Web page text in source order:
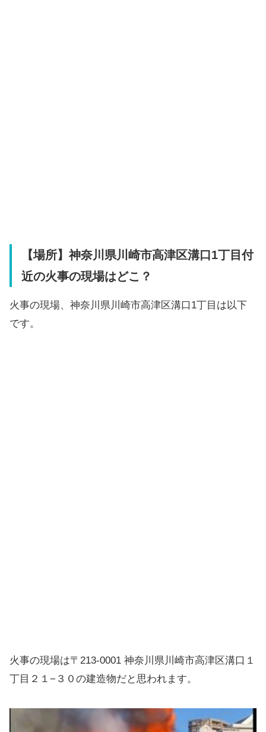
【場所】神奈川県川崎市高津区溝口1丁目付
近の火事の現場はどこ？
火事の現場、神奈川県川崎市高津区溝口1丁目は以下
です。
火事の現場は〒213-0001 神奈川県川崎市高津区溝口１
丁目２１−３０の建造物だと思われます。